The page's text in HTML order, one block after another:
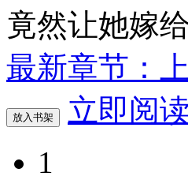
竟然让她嫁
最新章节：
放入书架
立即阅
1